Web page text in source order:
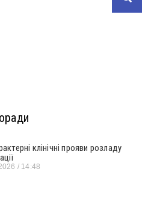
клінічні прояви розладу
14:48